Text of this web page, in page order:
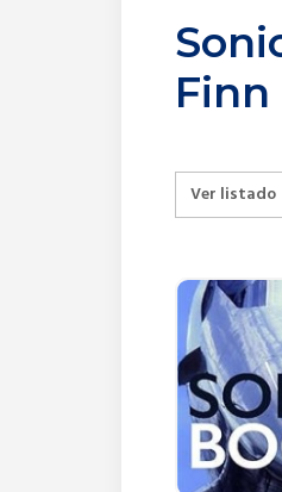
Ver listado